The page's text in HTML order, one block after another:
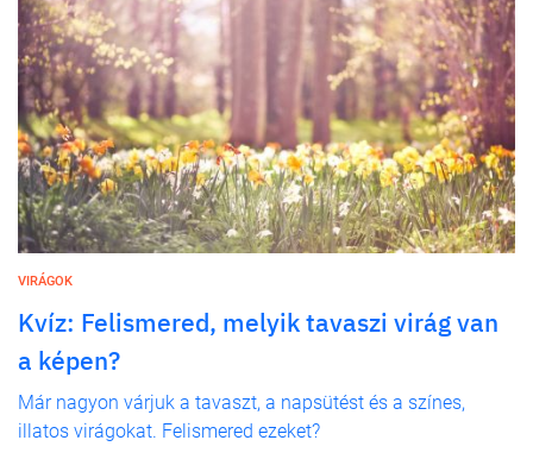
VIRÁGOK
Kvíz: Felismered, melyik tavaszi virág van
a képen?
Már nagyon várjuk a tavaszt, a napsütést és a színes,
illatos virágokat. Felismered ezeket?